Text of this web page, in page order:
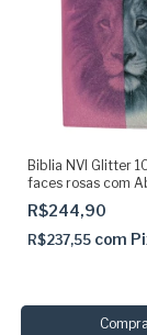
Biblia NVI Glitter
faces rosas com
+ elástico
R$244,90
R$237,55 com